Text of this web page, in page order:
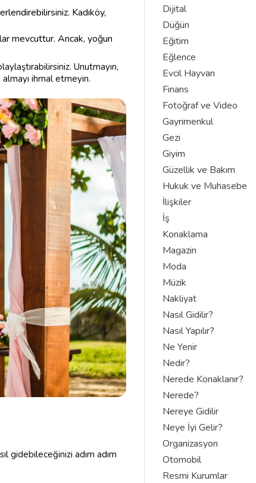
Kadıköy,
mevcuttur. Ancak, yoğun
Unutmayın,
almayı ihmal etmeyin.
gidebileceğinizi adım adım
Dijital
Düğün
Eğitim
Eğlence
Evcil Hayvan
Finans
Fotoğraf ve Video
Gayrimenkul
Gezi
Giyim
Güzellik ve Bakım
Hukuk ve Muhasebe
İlişkiler
İş
Konaklama
Magazin
Moda
Müzik
Nakliyat
Nasıl Gidilir?
Nasıl Yapılır?
Ne Yenir
Nedir?
Nerede Konaklanır?
Nerede?
Nereye Gidilir
Neye İyi Gelir?
Organizasyon
Otomobil
Resmi Kurumlar